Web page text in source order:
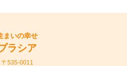
まいの幸せ
ラシア
〒535-0011